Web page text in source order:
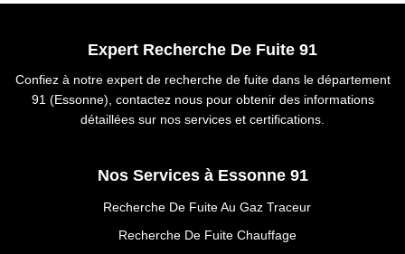
Expert Recherche De Fuite 91
Confiez à notre expert de recherche de fuite dans le département
91 (Essonne), contactez nous pour obtenir des informations
détaillées sur nos services et certifications.
Nos Services à Essonne 91
Recherche De Fuite Au Gaz Traceur
Recherche De Fuite Chauffage